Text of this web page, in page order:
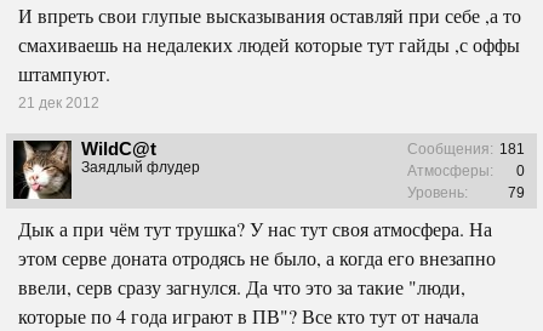
И впреть свои глупые высказывания оставляй при себе ,а то
смахиваешь на недалеких людей которые тут гайды ,с оффы
штампуют.
21 дек 2012
WildC@t
Заядлый флудер
Сообщения: 181
Атмосферы:
0
Уровень:
79
Дык а при чём тут трушка? У нас тут своя атмосфера. На
этом серве доната отродясь не было, а когда его внезапно
ввели, серв сразу загнулся. Да что это за такие "люди,
которые по 4 года играют в ПВ"? Все кто тут от начала